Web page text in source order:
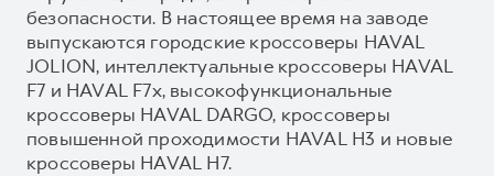
безопасности. В настоящее время на заводе
выпускаются городские кроссоверы HAVAL
JOLION, интеллектуальные кроссоверы HAVAL
F7 и HAVAL F7x, высокофункциональные
кроссоверы HAVAL DARGO, кроссоверы
повышенной проходимости HAVAL H3 и новые
кроссоверы HAVAL H7.